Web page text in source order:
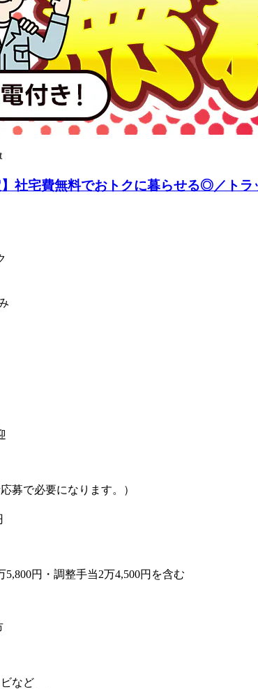
】社宅費無料でおトクに暮らせる◎／ト
募で必要になります。）
円・調整手当2万4,500円を含む
など